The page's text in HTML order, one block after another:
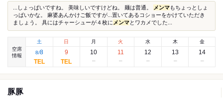
...しょっぱいですね。 美味しいですけどね。 麺は普通。 メンマもちょっとしょ
っぱいかな。 麻婆あんかけご飯ですが...置いてあるコショーをかけていただき
ましょう。 具にはチャーシューが４枚に メンマとワカメでした...
空席
情報
土
8/8
日
9
月
10
火
11
水
12
木
13
金
14
豚豚